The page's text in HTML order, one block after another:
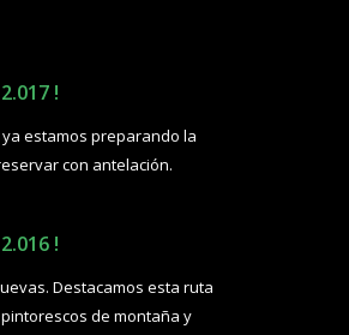
!
estamos preparando la
con antelación.
!
Destacamos esta ruta
de montaña y